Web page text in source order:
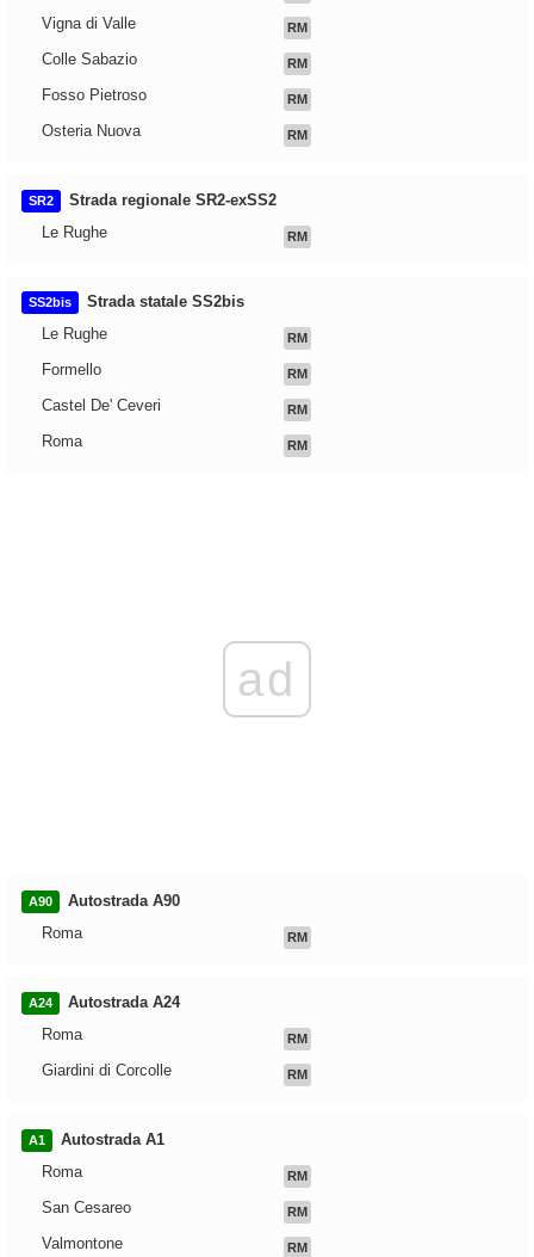
Vigna di Valle RM
Colle Sabazio RM
Fosso Pietroso RM
Osteria Nuova RM
SR2
Strada regionale SR2-exSS2
Le Rughe
RM
SS2bis
Strada statale SS2bis
Le Rughe
RM
Formello RM
Castel De' Ceveri RM
Roma RM
ad
A90
Autostrada A90
Roma
RM
A24
Autostrada A24
Roma
RM
Giardini di Corcolle RM
A1
Autostrada A1
Roma
RM
San Cesareo RM
Valmontone RM